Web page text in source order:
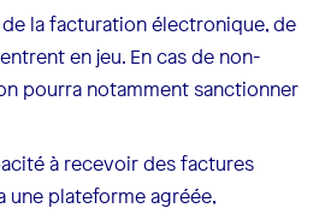
la facturation électronique, de
en jeu. En cas de non-
pourra notamment sanctionner
à recevoir des factures
une plateforme agréée,